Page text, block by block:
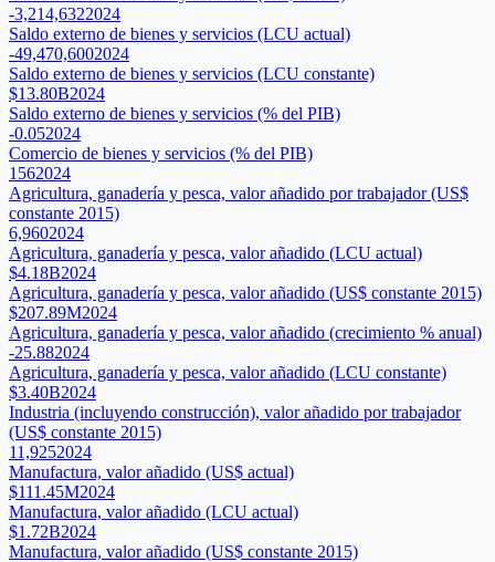
-3,214,6322024
Saldo externo de bienes y servicios (LCU actual)
-49,470,6002024
Saldo externo de bienes y servicios (LCU constante)
$13.80B2024
Saldo externo de bienes y servicios (% del PIB)
-0.052024
Comercio de bienes y servicios (% del PIB)
1562024
Agricultura, ganadería y pesca, valor añadido por trabajador (US$
constante 2015)
6,9602024
Agricultura, ganadería y pesca, valor añadido (LCU actual)
$4.18B2024
Agricultura, ganadería y pesca, valor añadido (US$ constante 2015)
$207.89M2024
Agricultura, ganadería y pesca, valor añadido (crecimiento % anual)
-25.882024
Agricultura, ganadería y pesca, valor añadido (LCU constante)
$3.40B2024
Industria (incluyendo construcción), valor añadido por trabajador
(US$ constante 2015)
11,9252024
Manufactura, valor añadido (US$ actual)
$111.45M2024
Manufactura, valor añadido (LCU actual)
$1.72B2024
Manufactura, valor añadido (US$ constante 2015)